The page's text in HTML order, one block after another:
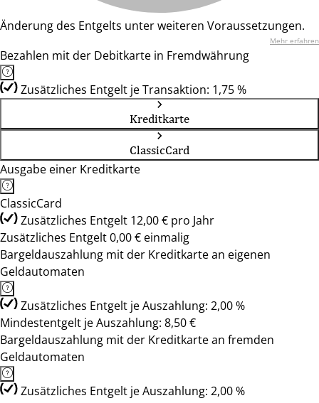
Änderung des Entgelts unter weiteren Voraussetzungen.
Mehr erfahren
Bezahlen mit der Debitkarte in Fremdwährung
Zusätzliches Entgelt je Transaktion: 1,75 %
Kreditkarte
ClassicCard
Ausgabe einer Kreditkarte
ClassicCard
Zusätzliches Entgelt 12,00 € pro Jahr
Zusätzliches Entgelt 0,00 € einmalig
Bargeldauszahlung mit der Kreditkarte an eigenen
Geldautomaten
Zusätzliches Entgelt je Auszahlung: 2,00 %
Mindestentgelt je Auszahlung: 8,50 €
Bargeldauszahlung mit der Kreditkarte an fremden
Geldautomaten
Zusätzliches Entgelt je Auszahlung: 2,00 %